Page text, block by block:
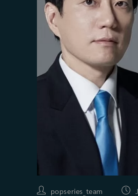
Postpopseries_team
Post